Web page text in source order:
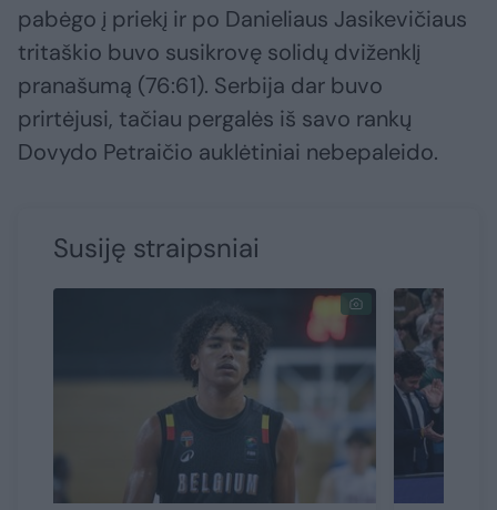
pabėgo į priekį ir po Danieliaus Jasikevičiaus
tritaškio buvo susikrovę solidų dviženklį
pranašumą (76:61). Serbija dar buvo
prirtėjusi, tačiau pergalės iš savo rankų
Dovydo Petraičio auklėtiniai nebepaleido.
Susiję straipsniai